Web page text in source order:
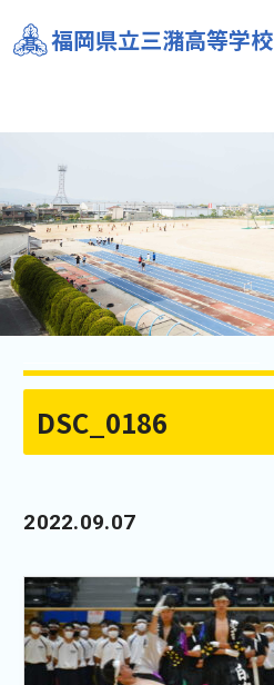
福岡県立三潴高等学校
DSC_0186
2022.09.07